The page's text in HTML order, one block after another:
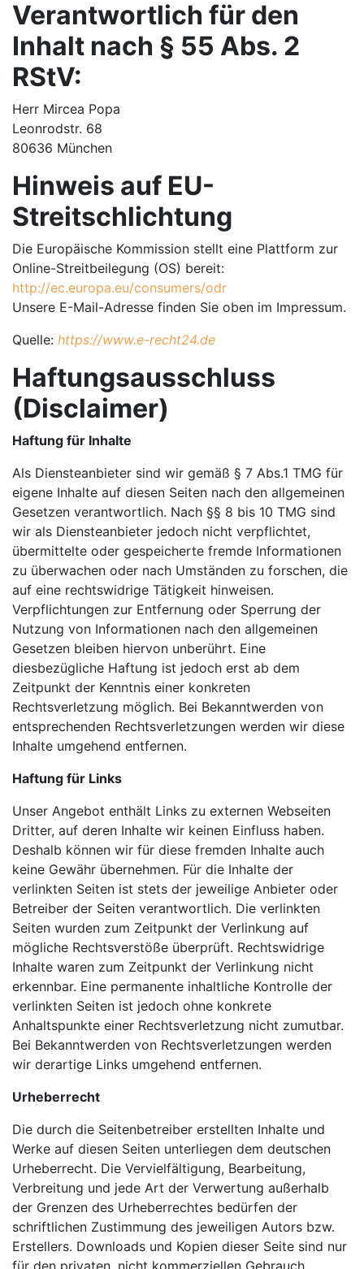
Verantwortlich für den
Inhalt nach § 55 Abs. 2
RStV:
Herr Mircea Popa
Leonrodstr. 68
80636 München
Hinweis auf EU-
Streitschlichtung
Die Europäische Kommission stellt eine Plattform zur
Online-Streitbeilegung (OS) bereit:
http://ec.europa.eu/consumers/odr
Unsere E-Mail-Adresse finden Sie oben im Impressum.
Quelle: https://www.e-recht24.de
Haftungsausschluss
(Disclaimer)
Haftung für Inhalte
Als Diensteanbieter sind wir gemäß § 7 Abs.1 TMG für
eigene Inhalte auf diesen Seiten nach den allgemeinen
Gesetzen verantwortlich. Nach §§ 8 bis 10 TMG sind
wir als Diensteanbieter jedoch nicht verpflichtet,
übermittelte oder gespeicherte fremde Informationen
zu überwachen oder nach Umständen zu forschen, die
auf eine rechtswidrige Tätigkeit hinweisen.
Verpflichtungen zur Entfernung oder Sperrung der
Nutzung von Informationen nach den allgemeinen
Gesetzen bleiben hiervon unberührt. Eine
diesbezügliche Haftung ist jedoch erst ab dem
Zeitpunkt der Kenntnis einer konkreten
Rechtsverletzung möglich. Bei Bekanntwerden von
entsprechenden Rechtsverletzungen werden wir diese
Inhalte umgehend entfernen.
Haftung für Links
Unser Angebot enthält Links zu externen Webseiten
Dritter, auf deren Inhalte wir keinen Einfluss haben.
Deshalb können wir für diese fremden Inhalte auch
keine Gewähr übernehmen. Für die Inhalte der
verlinkten Seiten ist stets der jeweilige Anbieter oder
Betreiber der Seiten verantwortlich. Die verlinkten
Seiten wurden zum Zeitpunkt der Verlinkung auf
mögliche Rechtsverstöße überprüft. Rechtswidrige
Inhalte waren zum Zeitpunkt der Verlinkung nicht
erkennbar. Eine permanente inhaltliche Kontrolle der
verlinkten Seiten ist jedoch ohne konkrete
Anhaltspunkte einer Rechtsverletzung nicht zumutbar.
Bei Bekanntwerden von Rechtsverletzungen werden
wir derartige Links umgehend entfernen.
Urheberrecht
Die durch die Seitenbetreiber erstellten Inhalte und
Werke auf diesen Seiten unterliegen dem deutschen
Urheberrecht. Die Vervielfältigung, Bearbeitung,
Verbreitung und jede Art der Verwertung außerhalb
der Grenzen des Urheberrechtes bedürfen der
schriftlichen Zustimmung des jeweiligen Autors bzw.
Erstellers. Downloads und Kopien dieser Seite sind nur
für den privaten, nicht kommerziellen Gebrauch